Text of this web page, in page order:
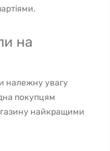
на
належну увагу
покупцям
найкращими